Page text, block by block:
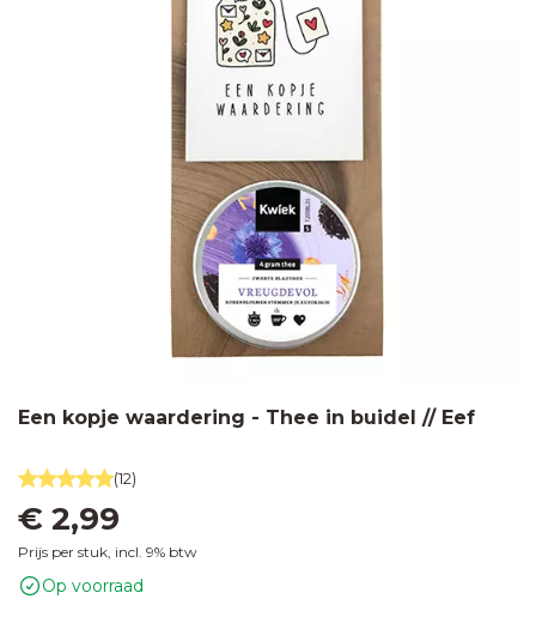
Een kopje waardering - Thee in buidel // Eef
(12)
€ 2,99
Prijs per stuk, incl. 9% btw
Op voorraad